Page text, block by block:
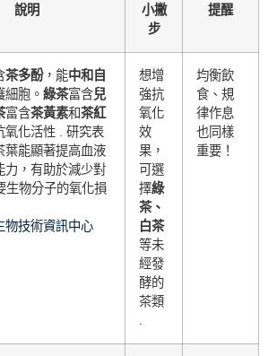
說明
小撇
步
提醒
茶多酚，能中和自
細胞。 綠茶富含兒
富含茶黃素和茶紅
氧化活性 . 研究表
葉能顯著提高血液
力，有助於減少對
生物分子的氧化損
物技術資訊中心
想增
強抗
氧化
效
果，
可選
擇綠
茶、
白茶
等未
經發
酵的
茶類
.
均衡飲
食、規
律作息
也同樣
重要！